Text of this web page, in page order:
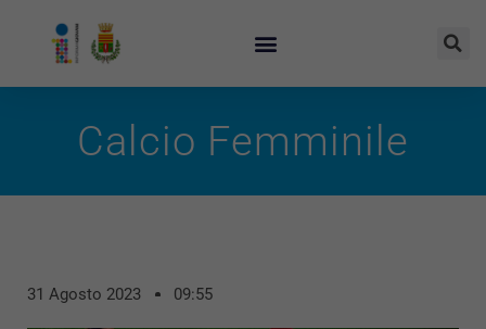
Calcio Femminile
31 Agosto 2023 09:55